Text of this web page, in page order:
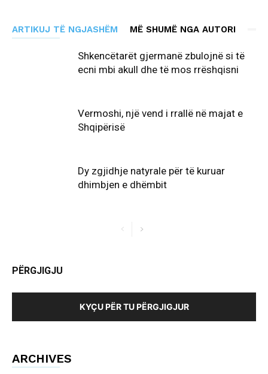
ARTIKUJ TË NGJASHËM MË SHUMË NGA AUTORI
Shkencëtarët gjermanë zbulojnë si të
ecni mbi akull dhe të mos rrëshqisni
Vermoshi, një vend i rrallë në majat e
Shqipërisë
Dy zgjidhje natyrale për të kuruar
dhimbjen e dhëmbit
PËRGJIGJU
KYÇU PËR TU PËRGJIGJUR
ARCHIVES